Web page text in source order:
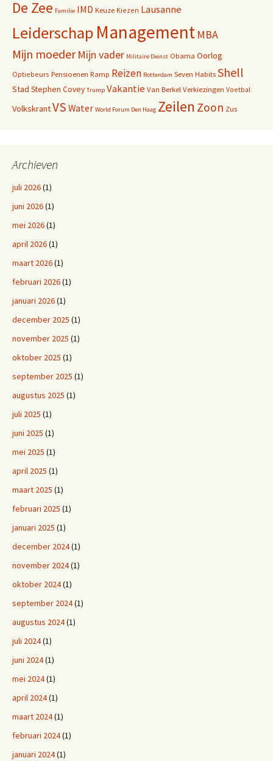
De Zee Familie IMD Keuze Kiezen Lausanne
Leiderschap Management MBA
Mijn moeder Mijn vader Militaire Dienst Obama Oorlog
Optiebeurs Pensioenen Ramp Reizen Rotterdam Seven HabitsShell
Stad Stephen Covey Trump Vakantie Van BerkelVerkiezingen Voetbal
VolkskrantVS Water World Forum Den Haag Zeilen Zoon Zus
Archieven
juli 2026(1)
juni 2026(1)
mei 2026(1)
april 2026(1)
maart 2026(1)
februari 2026(1)
januari 2026(1)
december 2025 (1)
november 2025 (1)
oktober 2025 (1)
september 2025 (1)
augustus 2025 (1)
juli 2025 (1)
juni 2025 (1)
mei 2025 (1)
april 2025 (1)
maart 2025 (1)
februari 2025 (1)
januari 2025 (1)
december 2024(1)
november 2024(1)
oktober 2024(1)
september 2024(1)
augustus 2024(1)
juli 2024(1)
juni 2024(1)
mei 2024(1)
april 2024(1)
maart 2024(1)
februari 2024(1)
januari 2024(1)